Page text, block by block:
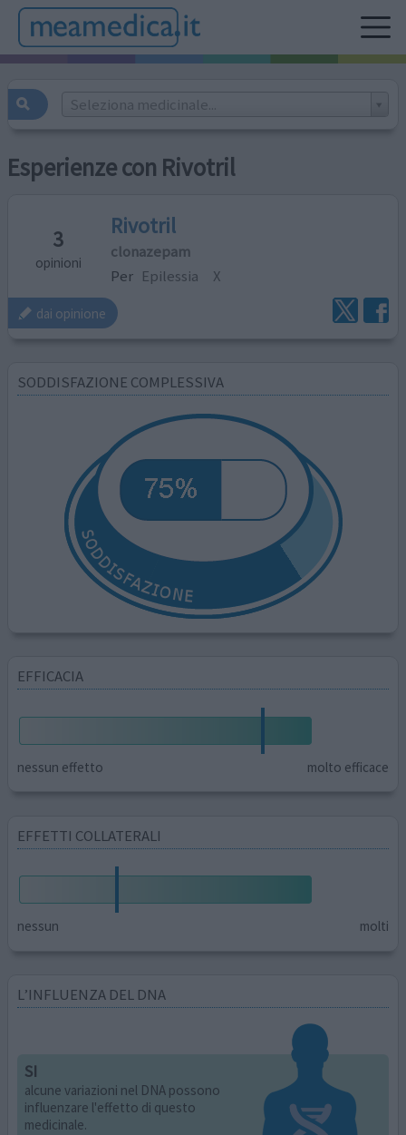
Seleziona medicinale...
Esperienze con Rivotril
3
opinioni
Rivotril
clonazepam
Per Epilessia X
dai opinione
SODDISFAZIONE COMPLESSIVA
EFFICACIA
nessun effetto molto efficace
EFFETTI COLLATERALI
nessun molti
L’INFLUENZA DEL DNA
SI
alcune variazioni nel DNA possono
influenzare l'effetto di questo
medicinale.